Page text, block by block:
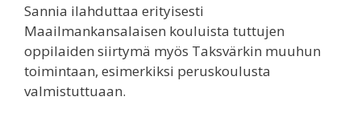
Sannia ilahduttaa erityisesti
Maailmankansalaisen kouluista tuttujen
oppilaiden siirtymä myös Taksvärkin muuhun
toimintaan, esimerkiksi peruskoulusta
valmistuttuaan.